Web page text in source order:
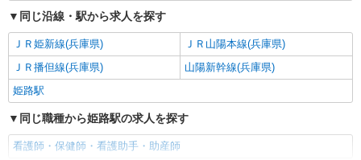
同じ沿線・駅から求人を探す
ＪＲ姫新線(兵庫県)
ＪＲ山陽本線(兵庫県)
ＪＲ播但線(兵庫県)
山陽新幹線(兵庫県)
姫路駅
同じ職種から姫路駅の求人を探す
看護師・保健師・看護助手・助産師